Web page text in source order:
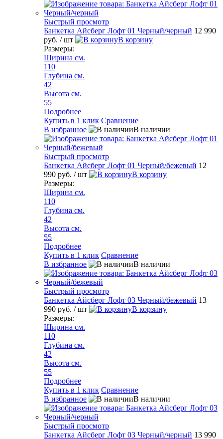
Быстрый просмотр
Банкетка Айсберг Лофт 01 Черный/черный 12 990
руб. / шт
В корзину
Размеры:
Ширина см.
110
Глубина см.
42
Высота см.
55
Подробнее
Купить в 1 клик Сравнение
В избранное
В наличии
Быстрый просмотр
Банкетка Айсберг Лофт 01 Черный/бежевый 12
990 руб. / шт
В корзину
Размеры:
Ширина см.
110
Глубина см.
42
Высота см.
55
Подробнее
Купить в 1 клик Сравнение
В избранное
В наличии
Быстрый просмотр
Банкетка Айсберг Лофт 03 Черный/бежевый 13
990 руб. / шт
В корзину
Размеры:
Ширина см.
110
Глубина см.
42
Высота см.
55
Подробнее
Купить в 1 клик Сравнение
В избранное
В наличии
Быстрый просмотр
Банкетка Айсберг Лофт 03 Черный/черный 13 990